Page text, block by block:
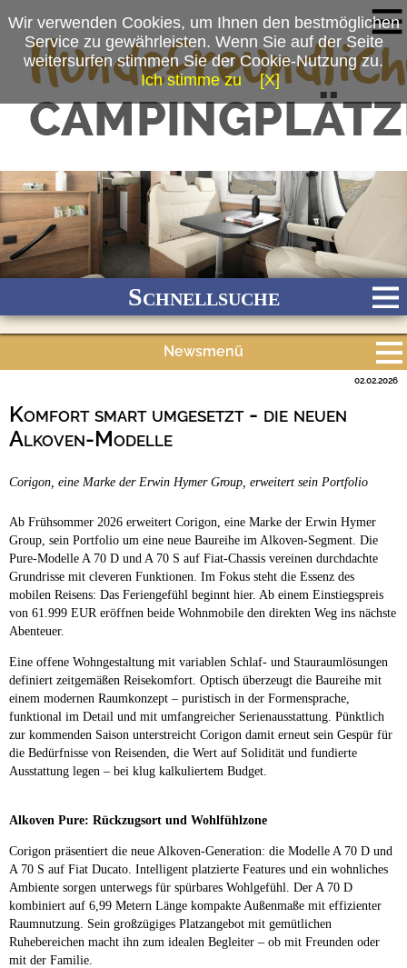
Schnellsuche
Newsmenü
Campingplätze
Komfort smart umgesetzt - die neuen
Alkoven-Modelle
02.02.2026
Corigon, eine Marke der Erwin Hymer Group, erweitert sein Portfolio
Ab Frühsommer 2026 erweitert Corigon, eine Marke der Erwin Hymer
Group, sein Portfolio um eine neue Baureihe im Alkoven-Segment. Die
Pure-Modelle A 70 D und A 70 S auf Fiat-Chassis vereinen durchdachte
Grundrisse mit cleveren Funktionen. Im Fokus steht die Essenz des
mobilen Reisens: Das Feriengefühl beginnt hier. Ab einem Einstiegspreis
von 61.999 EUR eröffnen beide Wohnmobile den direkten Weg ins nächste
Abenteuer.
Eine offene Wohngestaltung mit variablen Schlaf- und Stauraumlösungen
definiert zeitgemäßen Reisekomfort. Optisch überzeugt die Baureihe mit
einem modernen Raumkonzept – puristisch in der Formensprache,
funktional im Detail und mit umfangreicher Serienausstattung. Pünktlich
zur kommenden Saison unterstreicht Corigon damit erneut sein Gespür für
die Bedürfnisse von Reisenden, die Wert auf Solidität und fundierte
Ausstattung legen – bei klug kalkuliertem Budget.
Alkoven Pure: Rückzugsort und Wohlfühlzone
Corigon präsentiert die neue Alkoven-Generation: die Modelle A 70 D und
A 70 S auf Fiat Ducato. Intelligent platzierte Features und ein wohnliches
Ambiente sorgen unterwegs für spürbares Wohlgefühl. Der A 70 D
kombiniert auf 6,99 Metern Länge kompakte Außenmaße mit effizienter
Raumnutzung. Sein großzügiges Platzangebot mit gemütlichen
Ruhebereichen macht ihn zum idealen Begleiter – ob mit Freunden oder
mit der Familie.
Wir verwenden Cookies, um Ihnen den bestmöglichen
Service zu gewährleisten. Wenn Sie auf der Seite
weitersurfen stimmen Sie der Cookie-Nutzung zu.
Ich stimme zu
[X]